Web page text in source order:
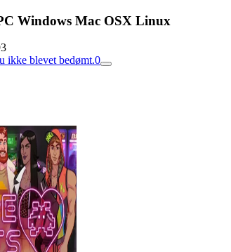
Windows Mac OSX Linux
ikke blevet bedømt.0